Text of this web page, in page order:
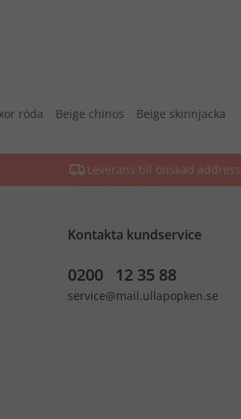
röda Beige chinos Beige skinnjacka
Leverans till önskad address
Kontakta kundservice
0200 12 35 88
service@mail.ullapopken.se